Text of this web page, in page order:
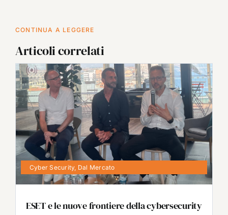
CONTINUA A LEGGERE
Articoli correlati
Cyber Security, Dal Mercato
ESET e le nuove frontiere della cybersecurity